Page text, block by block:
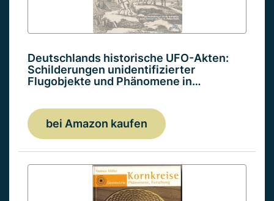
Deutschlands historische UFO-Akten:
Schilderungen unidentifizierter
Flugobjekte und Phänomene in…
bei Amazon kaufen